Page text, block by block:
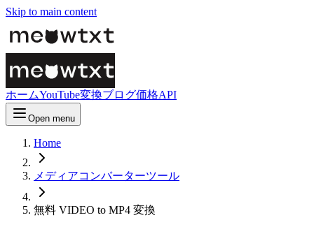
Skip to main content
ホームYouTube変換ブログ価格API
Open menu
Home
メディアコンバーターツール
無料 VIDEO to MP4 変換